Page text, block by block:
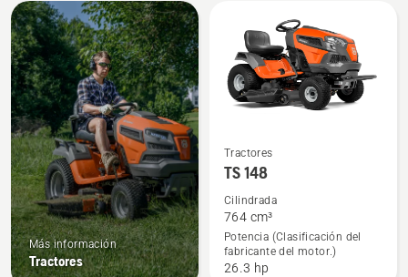
All
products
Más información
Tractores
Ver
más
detalles
sobre
TS 148
Tractores
TS 148
Cilindrada
764 cm³
Potencia (Clasificación del
fabricante del motor.)
26.3 hp